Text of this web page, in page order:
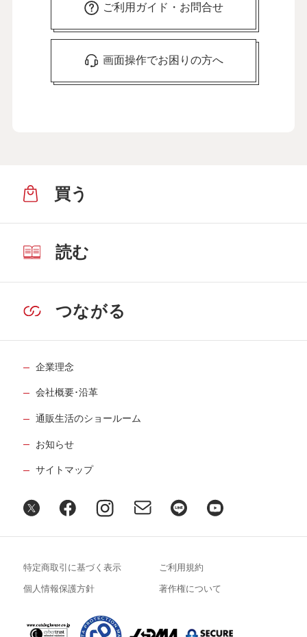
ご利用ガイド・お問合せ
画面操作でお困りの方へ
買う
読む
つながる
企業理念
会社概要･沿革
通販生活のショールーム
お知らせ
サイトマップ
特定商取引に基づく表示 ご利用規約
個人情報保護方針 著作権について